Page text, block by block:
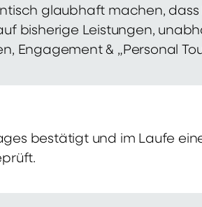
glaubhaft machen, dass
bisherige Leistungen,
Engagement & „Personal
bestätigt und im Laufe